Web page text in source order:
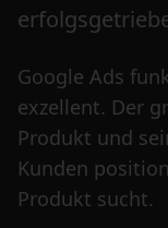
Google Ads
exzellent. Der
Produkt und
Kunden
Produkt sucht.